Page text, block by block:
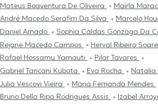
Mateus Boaventura De Oliveira
Mairla
André Macedo Serafim Da Silva
Marcelo
Daniel Amado
Sophia Caldas Gonzaga Da
Rejane Macedo Campos
Herval Ribeiro
Rafael Hossamu Yamauti
Pilar Tavares
Gabriel Taricani Kubota
Eva Rocha
Natalia
Julia Vescovi Vieira
Maria Fernanda Mendes
Bruno Della Ripa Rodrigues Assis
Izabel